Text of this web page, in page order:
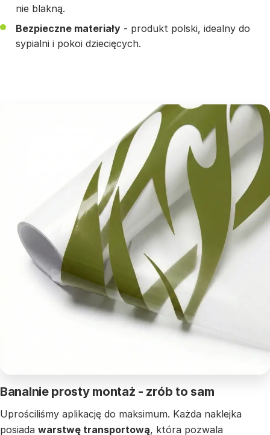
nie blakną.
Bezpieczne materiały - produkt polski, idealny do
sypialni i pokoi dziecięcych.
Banalnie prosty montaż - zrób to sam
Uprościliśmy aplikację do maksimum. Każda naklejka
posiada warstwę transportową, która pozwala